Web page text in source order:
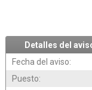
Detalles del
Fecha del aviso:
Puesto: